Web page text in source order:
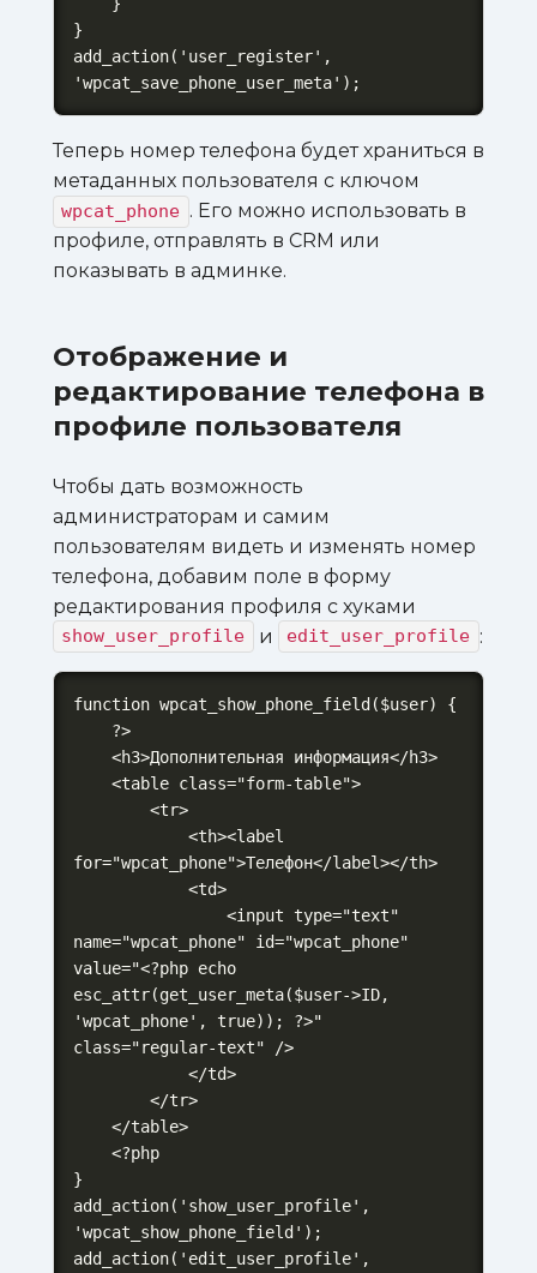
}
add_action('user_register',
'wpcat_save_phone_user_meta');
Теперь номер телефона будет храниться в
метаданных пользователя с ключом
wpcat_phone . Его можно использовать в
профиле, отправлять в CRM или
показывать в админке.
Отображение и
редактирование телефона в
профиле пользователя
Чтобы дать возможность
администраторам и самим
пользователям видеть и изменять номер
телефона, добавим поле в форму
редактирования профиля с хуками
show_user_profile и edit_user_profile :
function wpcat_show_phone_field($user) {
for="wpcat_phone">Телефон</label></th>
name="wpcat_phone" id="wpcat_phone"
value="<?php echo
esc_attr(get_user_meta($user->ID,
'wpcat_phone', true)); ?>"
class="regular-text" />
}
add_action('show_user_profile',
'wpcat_show_phone_field');
add_action('edit_user_profile',